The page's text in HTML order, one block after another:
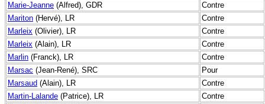
Marie-Jeanne (Alfred), GDR
Contre
Mariton (Hervé), LR
Contre
Marleix (Olivier), LR
Contre
Marleix (Alain), LR
Contre
Marlin (Franck), LR
Contre
Marsac (Jean-René), SRC
Pour
Marsaud (Alain), LR
Contre
Martin-Lalande (Patrice), LR
Contre